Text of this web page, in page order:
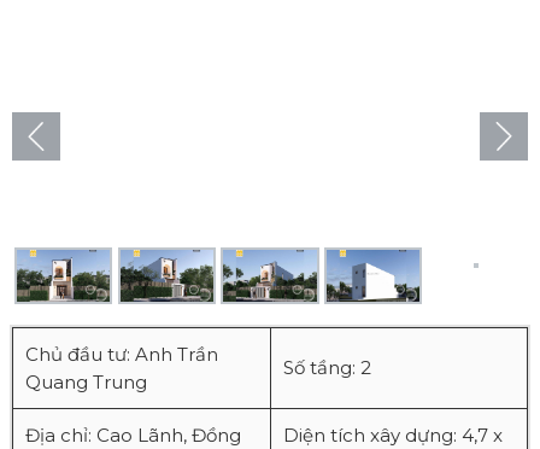
Chủ đầu tư: Anh Trần
Quang Trung
Số tầng: 2
Địa chỉ: Cao Lãnh, Đồng
Diện tích xây dựng: 4,7 x